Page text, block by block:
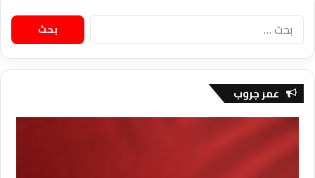
البحث
عن:
عمر جروب